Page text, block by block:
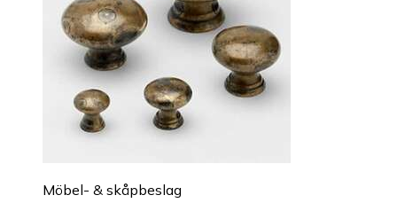
Möbel- & skåpbeslag